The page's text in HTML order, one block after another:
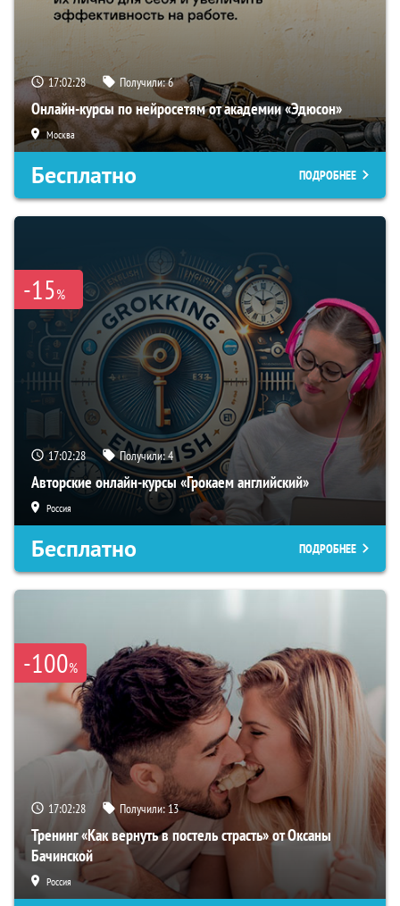
17:02:27 Получили:6
Онлайн-курсы по нейросетям от академии «Эдюсон»
Москва
Бесплатно ПОДРОБНЕЕ
-15%
17:02:27 Получили:4
Авторские онлайн-курсы «Грокаем английский»
Россия
Бесплатно ПОДРОБНЕЕ
-100%
17:02:27 Получили:13
Тренинг «Как вернуть в постель страсть» от Оксаны
Бачинской
Россия